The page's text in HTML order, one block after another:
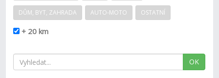
DŮM, BYT, ZAHRADA AUTO-MOTO OSTATNÍ
+ 20 km
OK